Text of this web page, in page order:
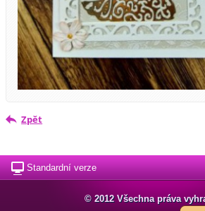
Zpět
Standardní verze
© 2012 Všechna práva